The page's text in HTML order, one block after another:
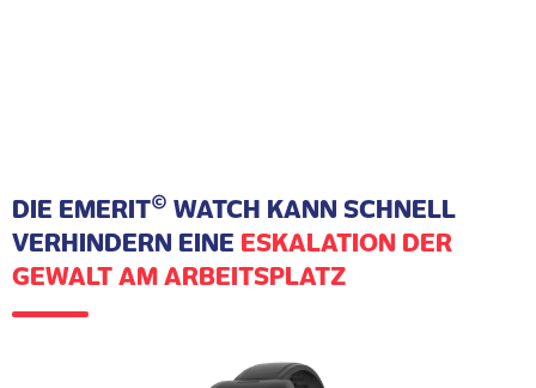
DIE EMERIT© WATCH KANN SCHNELL
VERHINDERN EINE ESKALATION DER
GEWALT AM ARBEITSPLATZ